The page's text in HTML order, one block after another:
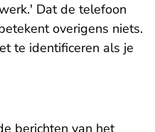
Dat de telefoon
overigens niets.
te identificeren als je
berichten van het